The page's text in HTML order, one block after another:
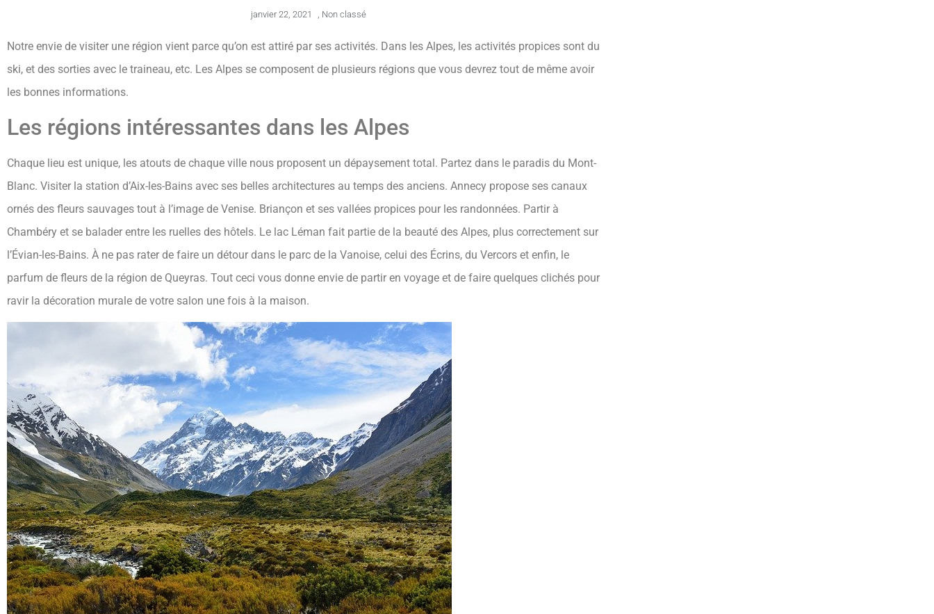
janvier 22, 2021 , Non classé
Notre envie de visiter une région vient parce qu’on est attiré par ses activités. Dans les Alpes, les activités propices sont du
ski, et des sorties avec le traineau, etc. Les Alpes se composent de plusieurs régions que vous devrez tout de même avoir
les bonnes informations.
Les régions intéressantes dans les Alpes
Chaque lieu est unique, les atouts de chaque ville nous proposent un dépaysement total. Partez dans le paradis du Mont-
Blanc. Visiter la station d’Aix-les-Bains avec ses belles architectures au temps des anciens. Annecy propose ses canaux
ornés des fleurs sauvages tout à l’image de Venise. Briançon et ses vallées propices pour les randonnées. Partir à
Chambéry et se balader entre les ruelles des hôtels. Le lac Léman fait partie de la beauté des Alpes, plus correctement sur
l’Évian-les-Bains. À ne pas rater de faire un détour dans le parc de la Vanoise, celui des Écrins, du Vercors et enfin, le
parfum de fleurs de la région de Queyras. Tout ceci vous donne envie de partir en voyage et de faire quelques clichés pour
ravir la décoration murale de votre salon une fois à la maison.